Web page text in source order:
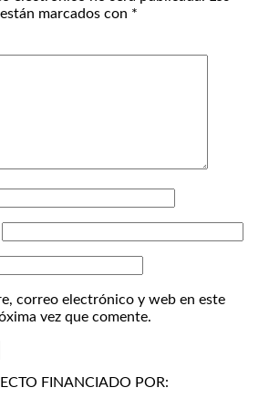
marcados con *
correo electrónico y web en este
vez que comente.
FINANCIADO POR: